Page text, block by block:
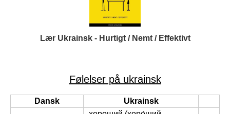
Lær Ukrainsk - Hurtigt / Nemt / Effektivt
Følelser på ukrainsk
Dansk
Ukrainsk